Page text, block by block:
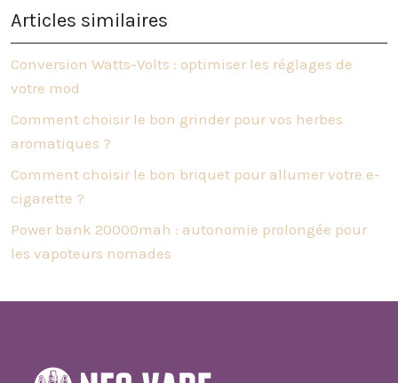
Articles similaires
Conversion Watts-Volts : optimiser les réglages de
votre mod
Comment choisir le bon grinder pour vos herbes
aromatiques ?
Comment choisir le bon briquet pour allumer votre e-
cigarette ?
Power bank 20000mah : autonomie prolongée pour
les vapoteurs nomades